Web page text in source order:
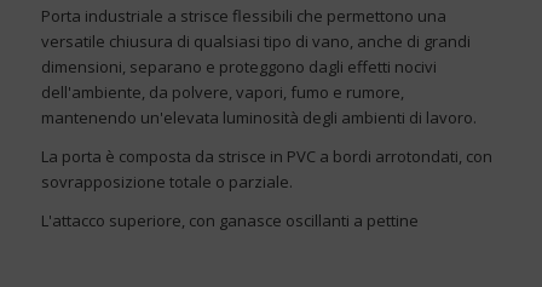
Porta industriale a strisce flessibili che permettono una
versatile chiusura di qualsiasi tipo di vano, anche di grandi
dimensioni, separano e proteggono dagli effetti nocivi
dell'ambiente, da polvere, vapori, fumo e rumore,
mantenendo un'elevata luminosità degli ambienti di lavoro.
La porta è composta da strisce in PVC a bordi arrotondati, con
sovrapposizione totale o parziale.
L'attacco superiore, con ganasce oscillanti a pettine